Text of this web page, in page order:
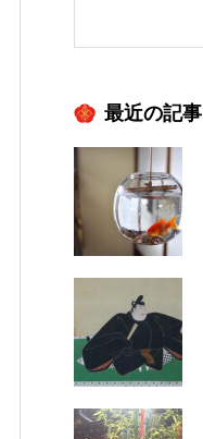
最近の記事